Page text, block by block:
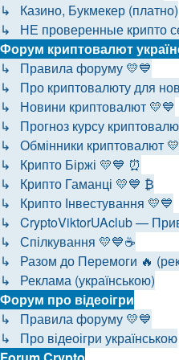
↳ Казино, Букмекер (платно)
↳ НЕ проверенные крипто
Форум криптовалют
↳ Правила форуму 💛💙
↳ Про криптовалюту для
↳ Новини криптовалют 💛💙
↳ Прогноз курсу
↳ Обмінники криптовалют
↳ Крипто Біржі 💛💙 ⏰
↳ Крипто Гаманці 💛💙 ₿
↳ Крипто Інвестування 💛💙
↳ CryptoViktorUAclub —
↳ Спілкування 💛💙☕
↳ Разом до Перемоги 🔥
↳ Реклама (українською)
Форум про відеоігри
↳ Правила форуму 💛💙
↳ Про відеоігри українською